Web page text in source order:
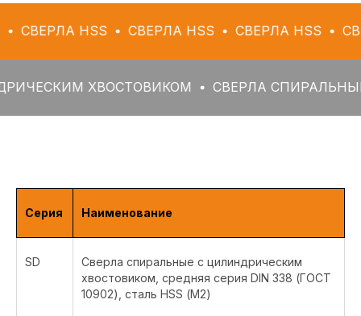
HSS СВЕРЛА HSS СВЕРЛА HSS СВЕРЛА
ХВОСТОВИКОМ СВЕРЛА СПИРАЛЬНЫЕ С
Серия Наименование
SD
Сверла спиральные с цилиндрическим
хвостовиком, средняя серия DIN 338 (ГОСТ
10902), сталь HSS (М2)